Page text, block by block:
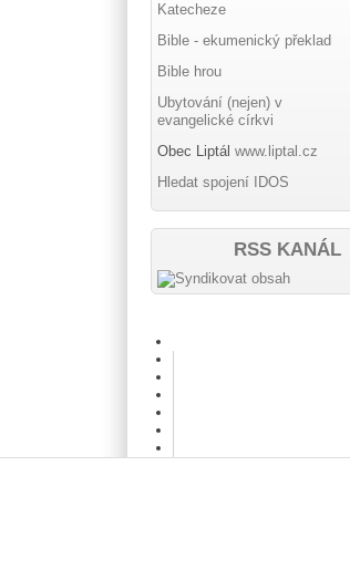
Katecheze
Bible - ekumenický překlad
Bible hrou
Ubytování (nejen) v
evangelické církvi
Obec Liptálwww.liptal.cz
Hledat spojení IDOS
RSS KANÁL